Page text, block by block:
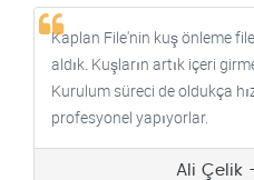
Kaplan File'nin kuş önleme
aldık. Kuşların artık içeri
Kurulum süreci de oldukça
profesyonel yapıyorlar.
Ali Çelik